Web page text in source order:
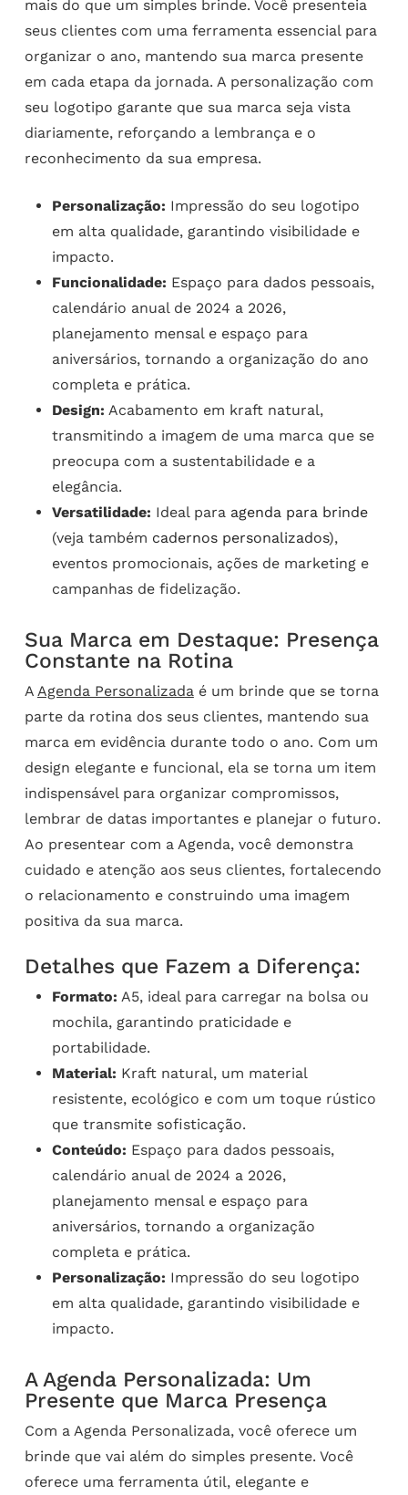
mais do que um simples brinde. Você presenteia
seus clientes com uma ferramenta essencial para
organizar o ano, mantendo sua marca presente
em cada etapa da jornada. A personalização com
seu logotipo garante que sua marca seja vista
diariamente, reforçando a lembrança e o
reconhecimento da sua empresa.
Personalização: Impressão do seu logotipo
em alta qualidade, garantindo visibilidade e
impacto.
Funcionalidade: Espaço para dados pessoais,
calendário anual de 2024 a 2026,
planejamento mensal e espaço para
aniversários, tornando a organização do ano
completa e prática.
Design: Acabamento em kraft natural,
transmitindo a imagem de uma marca que se
preocupa com a sustentabilidade e a
elegância.
Versatilidade: Ideal para agenda para brinde
(veja também cadernos personalizados),
eventos promocionais, ações de marketing e
campanhas de fidelização.
Sua Marca em Destaque: Presença
Constante na Rotina
A Agenda Personalizadaé um brinde que se torna
parte da rotina dos seus clientes, mantendo sua
marca em evidência durante todo o ano. Com um
design elegante e funcional, ela se torna um item
indispensável para organizar compromissos,
lembrar de datas importantes e planejar o futuro.
Ao presentear com a Agenda, você demonstra
cuidado e atenção aos seus clientes, fortalecendo
o relacionamento e construindo uma imagem
positiva da sua marca.
Detalhes que Fazem a Diferença:
Formato: A5, ideal para carregar na bolsa ou
mochila, garantindo praticidade e
portabilidade.
Material: Kraft natural, um material
resistente, ecológico e com um toque rústico
que transmite sofisticação.
Conteúdo: Espaço para dados pessoais,
calendário anual de 2024 a 2026,
planejamento mensal e espaço para
aniversários, tornando a organização
completa e prática.
Personalização: Impressão do seu logotipo
em alta qualidade, garantindo visibilidade e
impacto.
A Agenda Personalizada: Um
Presente que Marca Presença
Com a Agenda Personalizada, você oferece um
brinde que vai além do simples presente. Você
oferece uma ferramenta útil, elegante e